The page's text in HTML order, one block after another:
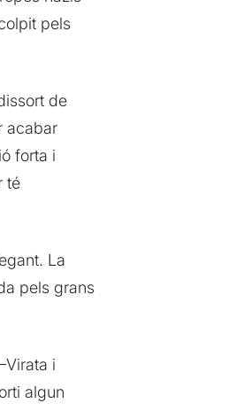
pels
de
acabar
forta i
té
La
pels grans
i
algun